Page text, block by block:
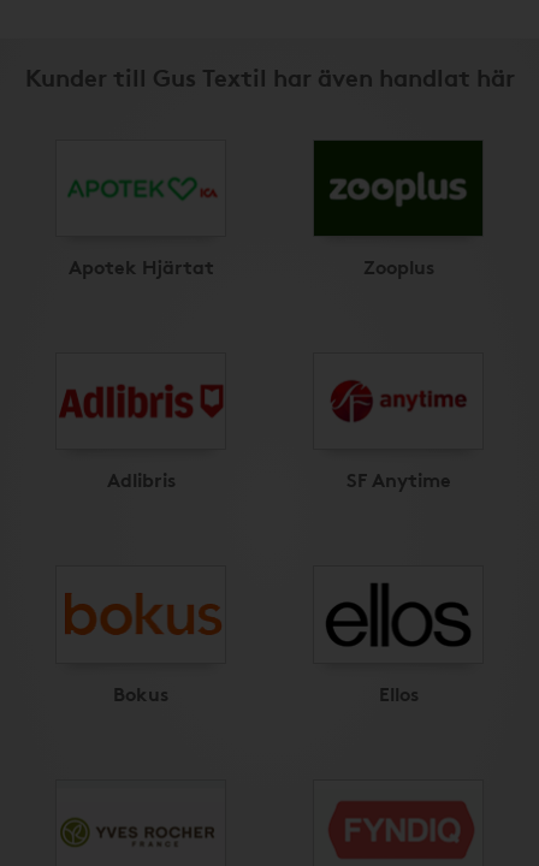
Kunder till Gus Textil har även handlat här
Apotek Hjärtat Zooplus
Adlibris SF Anytime
Bokus Ellos